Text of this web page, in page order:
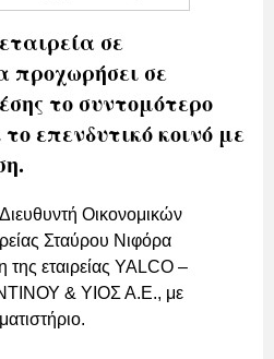
σε
προχωρήσει σε
το συντομότερο
επενδυτικό κοινό με
Οικονομικών
Σταύρου Νιφόρα
εταιρείας YALCO –
& ΥΙΟΣ Α.Ε., με